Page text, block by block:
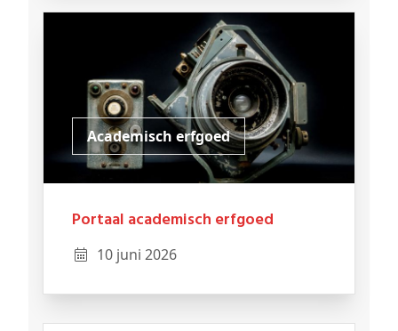
Academisch erfgoed
Portaal academisch erfgoed
10 juni 2026